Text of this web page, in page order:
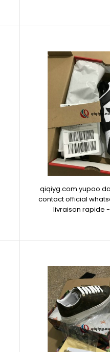
qiqiyg.com yupoo
contact official
livraison rapide